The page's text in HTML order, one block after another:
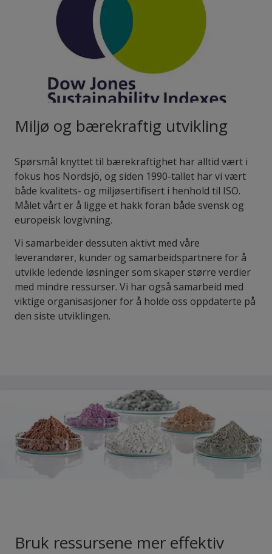
Miljø og bærekraftig utvikling
Spørsmål knyttet til bærekraftighet har alltid vært i
fokus hos Nordsjö, og siden 1990-tallet har vi vært
både kvalitets- og miljøsertifisert i henhold til ISO.
Målet vårt er å ligge et hakk foran både svensk og
europeisk lovgivning.
Vi samarbeider dessuten aktivt med våre
leverandører, kunder og samarbeidspartnere for å
utvikle ledende løsninger som skaper større verdier
med mindre ressurser. Vi har også samarbeid med
viktige organisasjoner for å holde oss oppdaterte på
den siste utviklingen.
Bruk ressursene mer effektiv